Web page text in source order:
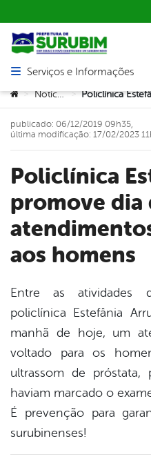
Abrir menu principal de
Serviços e Informações
Você está aqui:
> Notícias >
Policlínica Estefânia
promove dia
aos homens
publicado: 06/12/2019 09h35,
última modificação: 17/02/2023
Entre as atividades
policlínica Estefânia
manhã de hoje, um
voltado para os
ultrassom de
haviam marcado o
É prevenção para
surubinenses!